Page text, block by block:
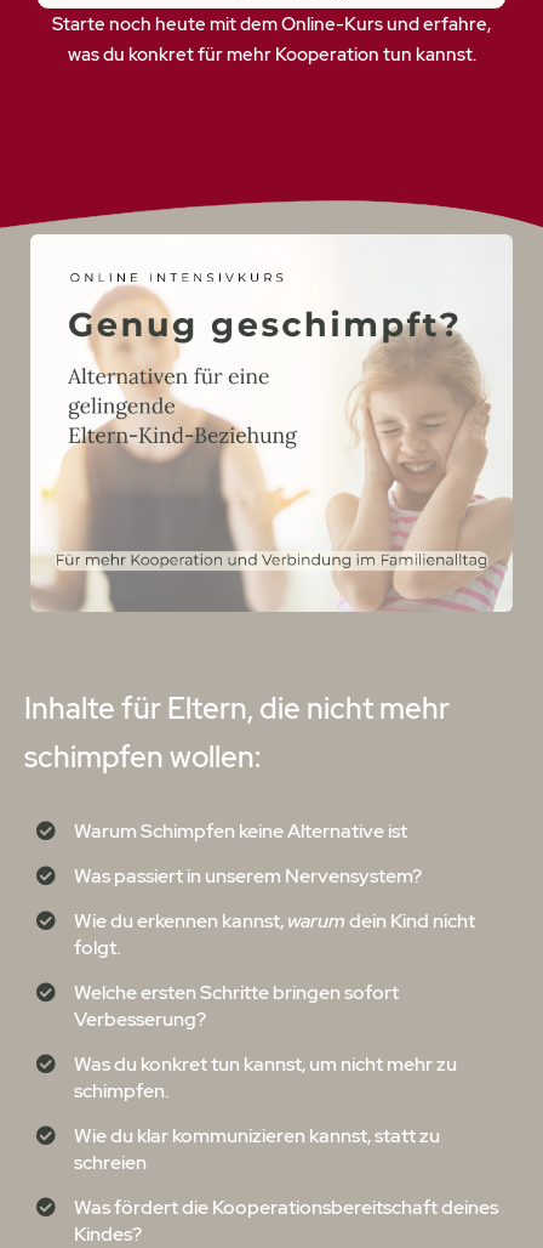
Starte noch heute mit dem Online-Kurs und erfahre,
was du konkret für mehr Kooperation tun kannst.
Inhalte für Eltern, die nicht mehr
schimpfen wollen:
Warum Schimpfen keine Alternative ist
Was passiert in unserem Nervensystem?
Wie du erkennen kannst,warumdein Kind nicht
folgt.
Welche ersten Schritte bringen sofort
Verbesserung?
Was du konkret tun kannst, um nicht mehr zu
schimpfen.
Wie du klar kommunizieren kannst, statt zu
schreien
Was fördert die Kooperationsbereitschaft deines
Kindes?